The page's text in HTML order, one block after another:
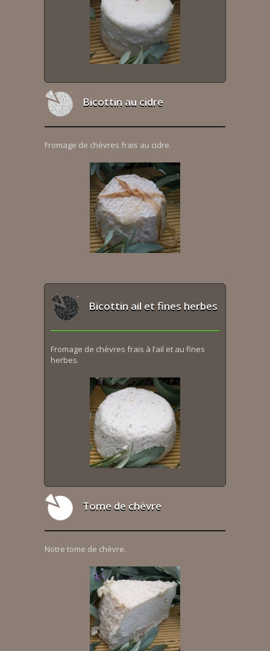
Bicottin au cidre
Fromage de chèvres frais au cidre.
Bicottin ail et fines herbes
Fromage de chèvres frais à l’ail et au fines
herbes.
Tome de chèvre
Notre tome de chèvre.